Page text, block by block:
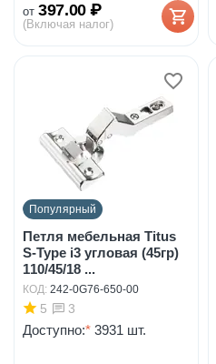
от 397.00 ₽
(Включая налог)
Популярный
Петля мебельная Titus
S-Type i3 угловая (45гр)
110/45/18 ...
КОД: 242-0G76-650-00
5 3
Доступно:* 3931 шт.